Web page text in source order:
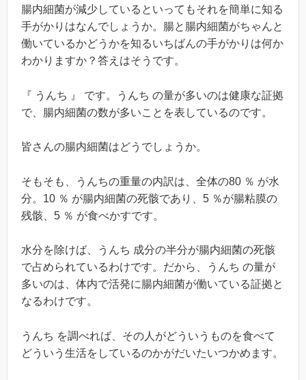
腸内細菌が減少しているといってもそれを簡単に知る
手がかりはなんでしょうか。腸と腸内細菌がちゃんと
働いているかどうかを知るいちばんの手がかりは何か
わかりますか？答えはそうです。
『 うんち 』 です。うんち の量が多いのは健康な証拠
で、腸内細菌の数が多いことを表しているのです。
皆さんの腸内細菌はどうでしょうか。
そもそも、うんちの重量の内訳は、全体の80 ％ が水
分。10 ％ が腸内細菌の死骸であり、5 ％が腸粘膜の
残骸、5 ％ が食べかすです。
水分を除けば、うんち 成分の半分が腸内細菌の死骸
で占められているわけです。だから、うんち の量が
多いのは、体内で活発に腸内細菌が働いている証拠と
なるわけです。
うんち を調べれば、その人がどういうものを食べて
どういう生活をしているのかがだいたいつかめます。